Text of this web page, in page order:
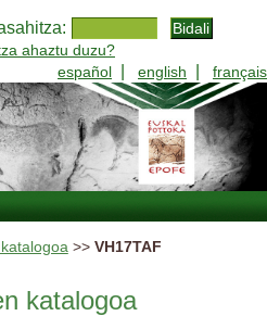
ahaztu duzu?
español
english français
>> VH17TAF
katalogoa